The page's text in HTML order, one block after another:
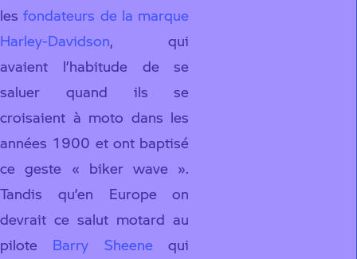
lesfondateurs de la marque
Harley-Davidson, qui
avaient l’habitude de se
saluer quand ils se
croisaient à moto dans les
années 1900 et ont baptisé
ce geste « biker wave ».
Tandis qu’en Europe on
devrait ce salut motard au
pilote Barry Sheene qui